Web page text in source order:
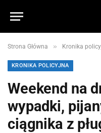
Strona Główna » Kronika
KRONIKA POLICYJNA
Weekend na
wypadki,
ciągnika z